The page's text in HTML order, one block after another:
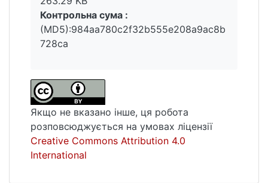
психологічними характеристиками
представників молодіжної цільової
аудиторії. Встановлено, що такі якості
споживачів як чутливість до інновацій,
конформність значущо корелюють з
позитивним сприйманням інноваційних
брендів.
Контрольна сума :
(MD5):984aa780c2f32b555e208a9ac8b
728ca
Якщо не вказано інше, ця робота
розповсюджується на умовах ліцензії
Creative Commons Attribution 4.0
International